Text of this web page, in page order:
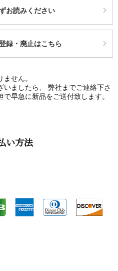
お読みください
録・廃止はこちら
せん。
ましたら、 弊社までご連絡下さ
早急に新品をご送付致します。
い方法